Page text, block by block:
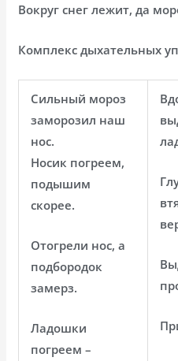
Вокруг снег лежит, да
Комплекс дыхательных
Сильный мороз
заморозил наш
нос.
Носик погреем,
подышим
скорее.
Отогрели нос, а
подбородок
замерз.
Ладошки
погреем –